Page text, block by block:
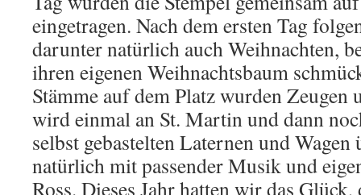
eingetragen. Nach dem ersten Tag
darunter natürlich auch Weihnachten,
ihren eigenen Weihnachtsbaum
Stämme auf dem Platz wurden Zeugen
wird einmal an St. Martin und dann
selbst gebastelten Laternen und Wagen
natürlich mit passender Musik und
Ross. Dieses Jahr hatten wir das